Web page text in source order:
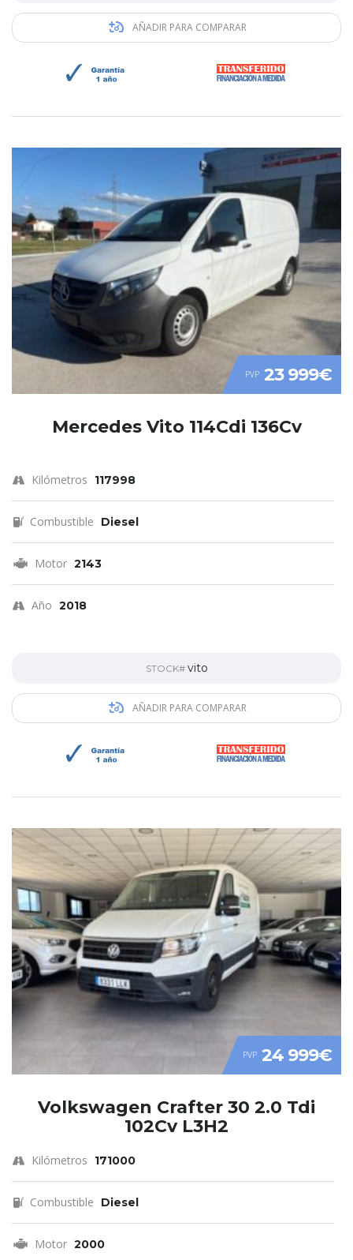
AÑADIR PARA COMPARAR
PVP 23 999€
Mercedes Vito 114Cdi 136Cv
Kilómetros 117998
Combustible Diesel
Motor 2143
Año 2018
STOCK# vito
AÑADIR PARA COMPARAR
PVP 24 999€
Volkswagen Crafter 30 2.0 Tdi
102Cv L3H2
Kilómetros 171000
Combustible Diesel
Motor 2000